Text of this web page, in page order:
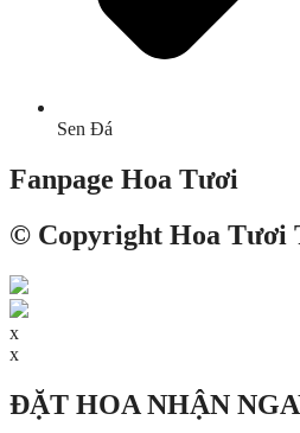
Sen Đá
Fanpage Hoa Tươi
© Copyright Hoa Tươi
x
x
ĐẶT HOA NHẬN